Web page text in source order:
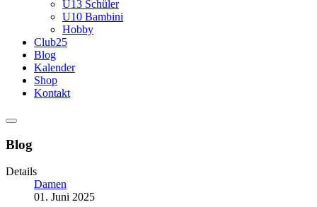
U13 Schüler
U10 Bambini
Hobby
Club25
Blog
Kalender
Shop
Kontakt
Blog
Details
Damen
01. Juni 2025